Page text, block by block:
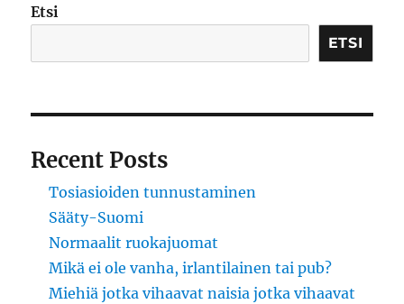
koleerinen
Mannerheim
Etsi
ETSI
Recent Posts
Tosiasioiden tunnustaminen
Sääty-Suomi
Normaalit ruokajuomat
Mikä ei ole vanha, irlantilainen tai pub?
Miehiä jotka vihaavat naisia jotka vihaavat